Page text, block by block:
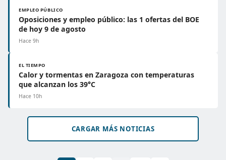
EMPLEO PÚBLICO
Oposiciones y empleo público: las 1 ofertas del BOE
de hoy 9 de agosto
Hace 9h
EL TIEMPO
Calor y tormentas en Zaragoza con temperaturas
que alcanzan los 39°C
Hace 10h
CARGAR MÁS NOTICIAS